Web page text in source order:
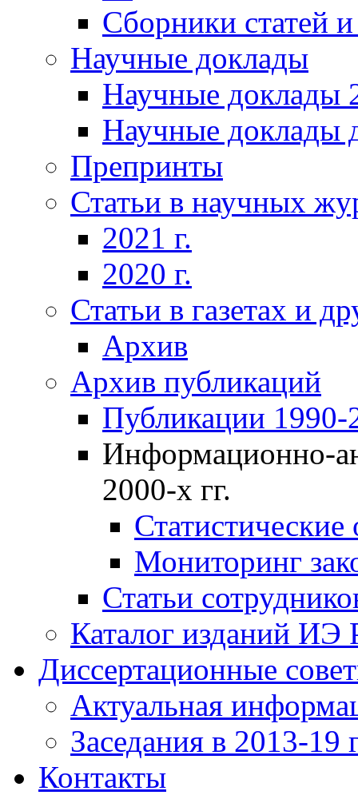
Сборники статей
Научные доклады
Научные доклады
Научные доклады
Препринты
Статьи в научных
2021 г.
2020 г.
Статьи в газетах и
Архив
Архив публикаций
Публикации 1990-
Информационно-
2000-х гг.
Мониторинг
Статьи
Каталог изданий ИЭ
Диссертационные
Актуальная
Заседания в 2013-19
Контакты